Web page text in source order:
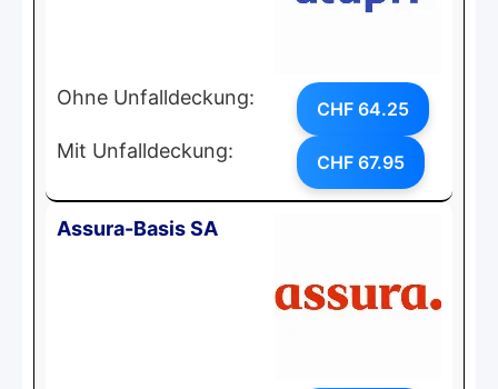
Ohne Unfalldeckung: CHF 64.25
Mit Unfalldeckung: CHF 67.95
Assura-Basis SA